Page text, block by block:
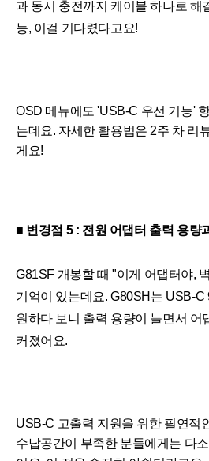
과 동시 충전까지 케이블 하나로 해
능, 이걸 기다렸다고요!
OSD 메뉴에도 'USB-C 우선 기능'
는데요. 자세한 활용법은 2주 차 리
게요!
■ 변경점 5 : 전원 어댑터 출력 용량
G81SF 개봉할 때 "이게 어댑터야,
기억이 있는데요. G80SH는 USB-C
원하다 보니 출력 용량이 늘면서 어
커졌어요.
USB-C 고출력 지원을 위한 필연적
수납공간이 부족한 분들에게는 다